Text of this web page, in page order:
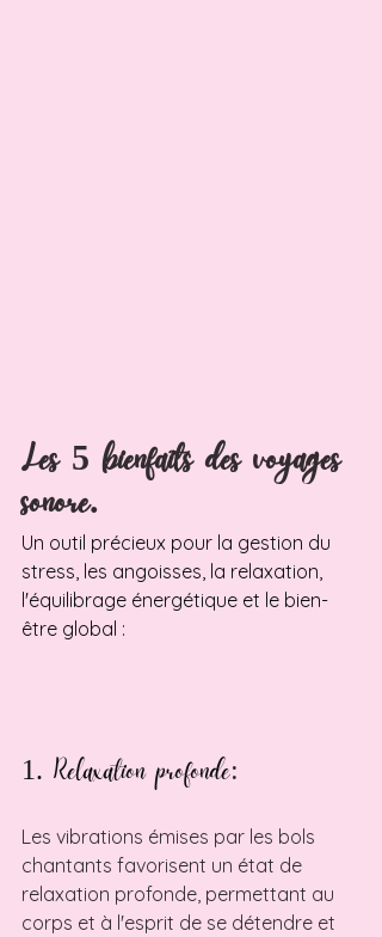
Les 5 bienfaits des voyages
sonore.
Un outil précieux pour la gestion du
stress, les angoisses, la relaxation,
l'équilibrage énergétique et le bien-
être global :
1. Relaxation profonde:
Les vibrations émises par les bols
chantants favorisent un état de
relaxation profonde, permettant au
corps et à l'esprit de se détendre et